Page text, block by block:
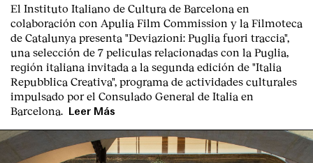
El Instituto Italiano de Cultura de Barcelona en
colaboración con Apulia Film Commission y la Filmoteca
de Catalunya presenta "Deviazioni: Puglia fuori traccia",
una selección de 7 peliculas relacionadas con la Puglia,
región italiana invitada a la segunda edición de "Italia
Repubblica Creativa", programa de actividades culturales
impulsado por el Consulado General de Italia en
Barcelona.
Leer Más